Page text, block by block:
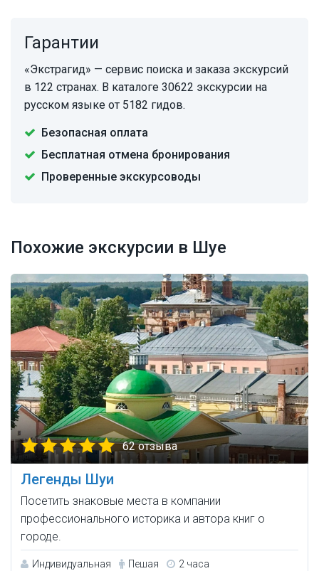
Гарантии
«Экстрагид» — сервис поиска и заказа экскурсий
в 122 странах. В каталоге 30622 экскурсии на
русском языке от 5182 гидов.
Безопасная оплата
Бесплатная отмена бронирования
Проверенные экскурсоводы
Похожие экскурсии в Шуе
62 отзыва
Легенды Шуи
Посетить знаковые места в компании
профессионального историка и автора книг о
городе.
Индивидуальная Пешая 2 часа